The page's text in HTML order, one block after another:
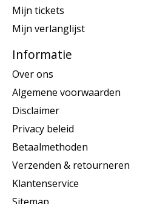
Mijn tickets
Mijn verlanglijst
Informatie
Over ons
Algemene voorwaarden
Disclaimer
Privacy beleid
Betaalmethoden
Verzenden & retourneren
Klantenservice